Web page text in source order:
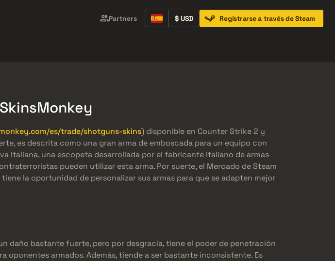
Partners $ USD Regístrarse a través de Steam
es/trade/shotguns-skins) disponible en Counter Strike 2 y
es descrita como una gran arma de emboscada para un equipo con
italiana, una escopeta desarrollada por el fabricante italiano de armas
pueden utilizar esta arma. Por suerte, el Mercado de Steam
la oportunidad de personalizar sus armas para que se adapten mejor
daño bastante fuerte, pero por desgracia, tiene el poder de penetración
armados. Además, tiende a ser bastante inconsistente. Es